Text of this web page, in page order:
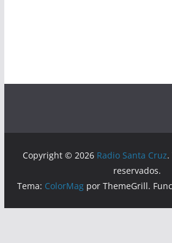
Copyright © 2026 Radio Santa Cruz.
reservados.
Tema: ColorMag por ThemeGrill.